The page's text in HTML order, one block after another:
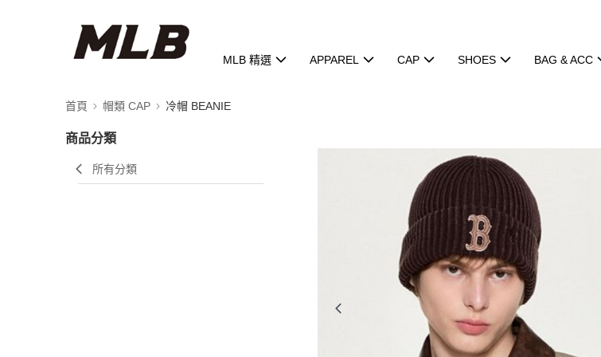
MLB 精選 APPAREL CAP SHOES BAG & ACC
首頁 帽類 CAP 冷帽 BEANIE
商品分類
所有分類